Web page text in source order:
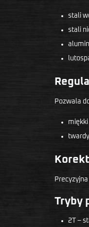
stali
stali
Pozwala
miękki
Tryby
2T –